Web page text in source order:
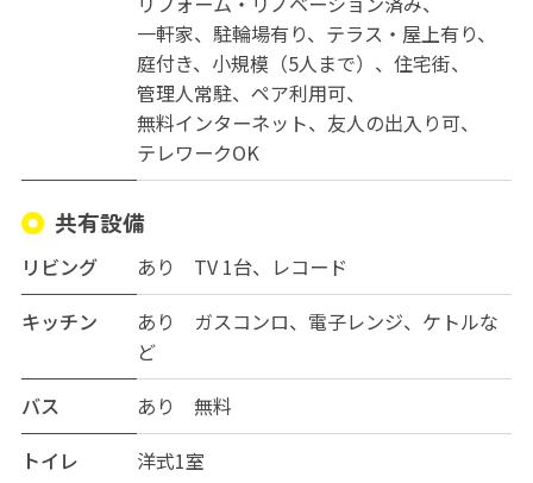
そんな日常がここにはあります。
ROMAN BASE 君津が大切にしているのは、“同じ趣味を
持つ仲間とつながること”。
ただ住むだけじゃない。
仲間を作り、仲間と遊び、もう一度青春を楽しむ。
大人になってからの“居場所”を、ここで。
一軒家
駐輪場有り
テラス・屋上有り
庭付き
小規模（5人まで）
住宅街
管理人常駐
ペア利用可
無料インターネット
友人の出入り可
テレワークOK
共有設備
リビング
あり TV 1台、レコード
キッチン
あり ガスコンロ、電子レンジ、ケトルな
ど
バス
あり 無料
トイレ
洋式1室